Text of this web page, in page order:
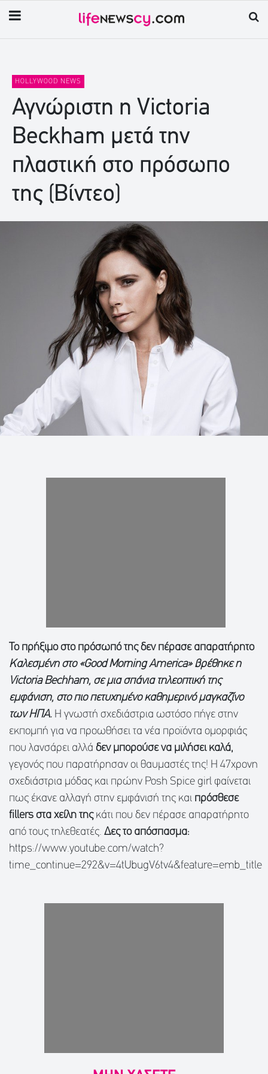
HOLLYWOOD NEWS
Αγνώριστη η Victoria
Beckham μετά την
πλαστική στο πρόσωπο
της (Βίντεο)
Το πρήξιμο στο πρόσωπό της δεν πέρασε απαρατήρητο
Καλεσμένη στο «Good Morning America» βρέθηκε η
Victoria Bechham, σε μια σπάνια τηλεοπτική της
εμφάνιση, στο πιο πετυχημένο καθημερινό μαγκαζίνο
των ΗΠΑ. Η γνωστή σχεδιάστρια ωστόσο πήγε στην
εκπομπή για να προωθήσει τα νέα προϊόντα ομορφιάς
που λανσάρει αλλά δεν μπορούσε να μιλήσει καλά,
γεγονός που παρατήρησαν οι θαυμαστές της! Η 47χρονη
σχεδιάστρια μόδας και πρώην Posh Spice girl φαίνεται
πως έκανε αλλαγή στην εμφάνισή της και πρόσθεσε
fillers στα χείλη τηςκάτι που δεν πέρασε απαρατήρητο
από τους τηλεθεατές. Δες το απόσπασμα:
https://www.youtube.com/watch?
time_continue=292&v=4tUbugV6tv4&feature=emb_title